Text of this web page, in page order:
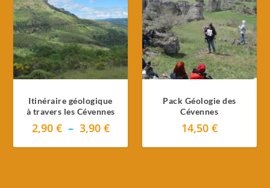
Itinéraire géologique
à travers les Cévennes
2,90 € – 3,90 €P
Pack Géologie des
Cévennes
14,50 €